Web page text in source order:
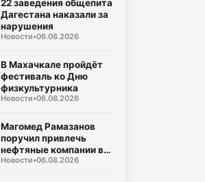
22 заведения общепита
Дагестана наказали за
нарушения
Новости•06.08.2026
В Махачкале пройдёт
фестиваль ко Дню
физкультурника
Новости•06.08.2026
Магомед Рамазанов
поручил привлечь
нефтяные компании в
Дагестан для
Новости•06.08.2026